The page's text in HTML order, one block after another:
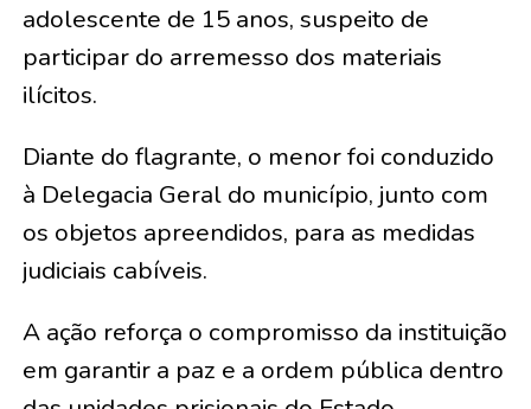
adolescente de 15 anos, suspeito de
participar do arremesso dos materiais
ilícitos.
Diante do flagrante, o menor foi conduzido
à Delegacia Geral do município, junto com
os objetos apreendidos, para as medidas
judiciais cabíveis.
A ação reforça o compromisso da instituição
em garantir a paz e a ordem pública dentro